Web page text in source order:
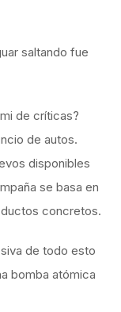
saltando fue
de críticas?
de autos.
disponibles
se basa en
concretos.
de todo esto
bomba atómica